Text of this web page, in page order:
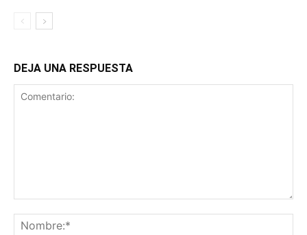
DEJA UNA RESPUESTA